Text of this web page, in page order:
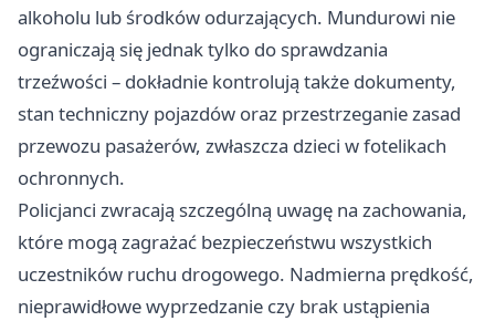
alkoholu lub środków odurzających. Mundurowi nie
ograniczają się jednak tylko do sprawdzania
trzeźwości – dokładnie kontrolują także dokumenty,
stan techniczny pojazdów oraz przestrzeganie zasad
przewozu pasażerów, zwłaszcza dzieci w fotelikach
ochronnych.
Policjanci zwracają szczególną uwagę na zachowania,
które mogą zagrażać bezpieczeństwu wszystkich
uczestników ruchu drogowego. Nadmierna prędkość,
nieprawidłowe wyprzedzanie czy brak ustąpienia